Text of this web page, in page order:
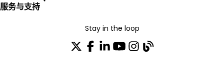
服务与支持
Stay in the loop